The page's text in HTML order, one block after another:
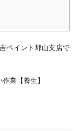
ペイント郡山支店で
業【養生】